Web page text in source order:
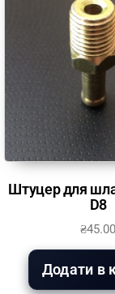
Штуцер для
D8
₴45.00
Додати в